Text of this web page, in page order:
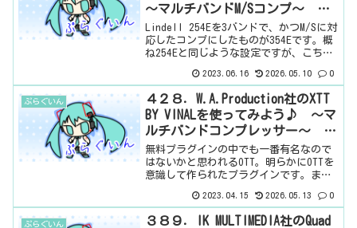
～マルチバンドM/Sコンプ～ 有
料プラグイン
Lindell 254Eを3バンドで、かつM/Sに対
応したコンプにしたものが354Eです。概
ね254Eと同じような設定ですが、こちら
アタックも設定できるようになっていま
すね。さすがはプラグインですね。実
機...
2023.06.16 2026.05.10 0
ぷらぐいん
４２８．W.A.Production社のXTT
BY VINALを使ってみよう♪ ～マ
ルチバンドコンプレッサー～ 有
料プラグイン
無料プラグインの中でも一番有名なので
はないかと思われるOTT。明らかにOTTを
意識して作られたプラグインです。ま
りませんけど。OTTはOver The Topの頭
文字らしいですが、XTTは何なんでしょう
2023.04.15 2026.05.13 0
ぷらぐいん
３８９．IK MULTIMEDIA社のQuad